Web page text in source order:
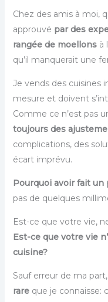
Chez des amis à moi,
approuvé par des
rangée de moellonsà
qu’il manquerait une
Je vends des cuisines
mesure et doivent
Comme ce n’est pas
toujours des
complications, des
écart imprévu.
Pourquoi avoir fait un
pas de quelques
Est-ce que votre vie,
Est-ce que votre vie
cuisine?
Sauf erreur de ma
rareque je connaisse: